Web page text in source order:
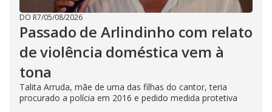
DO R7/05/08/2026
Passado de Arlindinho com relato
de violência doméstica vem à
tona
Talita Arruda, mãe de uma das filhas do cantor, teria
procurado a polícia em 2016 e pedido medida protetiva